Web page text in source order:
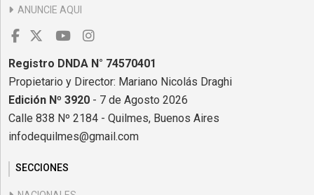
ANUNCIE AQUI
Registro DNDA N° 74570401
Propietario y Director: Mariano Nicolás Draghi
Edición Nº 3920 - 7 de Agosto 2026
Calle 838 Nº 2184 - Quilmes, Buenos Aires
infodequilmes@gmail.com
SECCIONES